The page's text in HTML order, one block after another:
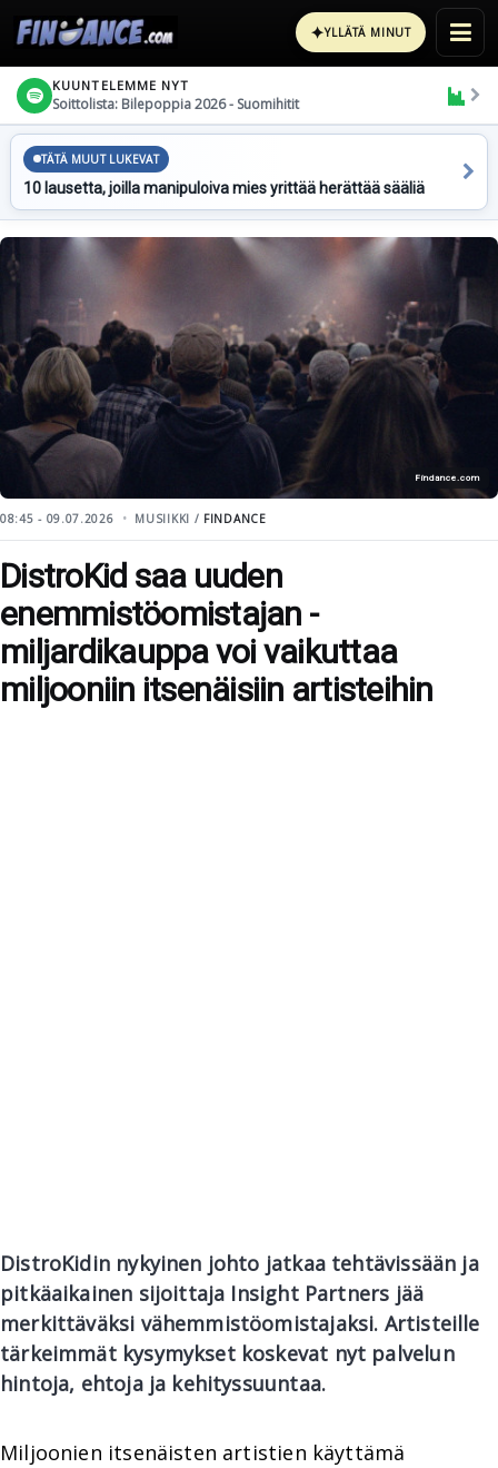
✦YLLÄTÄ MINUT
KUUNTELEMME NYT
Soittolista: Bilepoppia 2026 - Suomihitit
TÄTÄ MUUT LUKEVAT
10 lausetta, joilla manipuloiva mies yrittää herättää sääliä
Findance.com
08:45 - 09.07.2026 MUSIIKKI / FINDANCE
DistroKid saa uuden
enemmistöomistajan -
miljardikauppa voi vaikuttaa
miljooniin itsenäisiin artisteihin
DistroKidin nykyinen johto jatkaa tehtävissään ja
pitkäaikainen sijoittaja Insight Partners jää
merkittäväksi vähemmistöomistajaksi. Artisteille
tärkeimmät kysymykset koskevat nyt palvelun
hintoja, ehtoja ja kehityssuuntaa.
Miljoonien itsenäisten artistien käyttämä